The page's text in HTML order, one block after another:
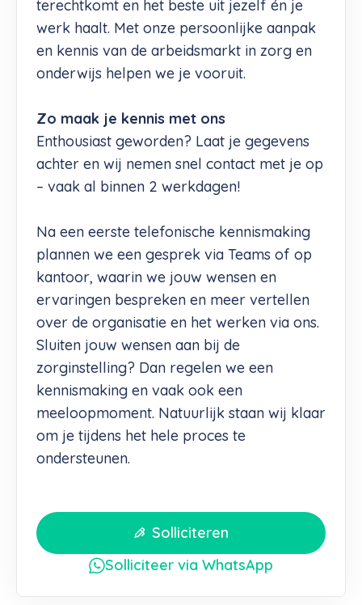
terechtkomt en het beste uit jezelf én je
werk haalt. Met onze persoonlijke aanpak
en kennis van de arbeidsmarkt in zorg en
onderwijs helpen we je vooruit.
Zo maak je kennis met ons
Enthousiast geworden? Laat je gegevens
achter en wij nemen snel contact met je op
– vaak al binnen 2 werkdagen!
Na een eerste telefonische kennismaking
plannen we een gesprek via Teams of op
kantoor, waarin we jouw wensen en
ervaringen bespreken en meer vertellen
over de organisatie en het werken via ons.
Sluiten jouw wensen aan bij de
zorginstelling? Dan regelen we een
kennismaking en vaak ook een
meeloopmoment. Natuurlijk staan wij klaar
om je tijdens het hele proces te
ondersteunen.
Solliciteren
Solliciteer via WhatsApp